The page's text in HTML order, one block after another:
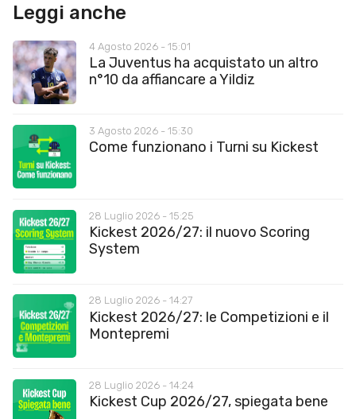
Leggi anche
4 Agosto 2026 - 15:01
La Juventus ha acquistato un altro
n°10 da affiancare a Yildiz
3 Agosto 2026 - 15:30
Come funzionano i Turni su Kickest
28 Luglio 2026 - 15:25
Kickest 2026/27: il nuovo Scoring
System
28 Luglio 2026 - 14:27
Kickest 2026/27: le Competizioni e il
Montepremi
28 Luglio 2026 - 14:24
Kickest Cup 2026/27, spiegata bene